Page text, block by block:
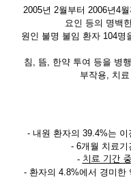
2005년 2월부터 2006년4월
요인 등의 명백
원인 불명 불임 환자 104명
침
뜸 한약 투여 등을 병
부작용
치료
- 내원 환자의39.4%는 이
- 6개월 치료기
- 치료 기간
- 환자의 4.8%에서 경미한